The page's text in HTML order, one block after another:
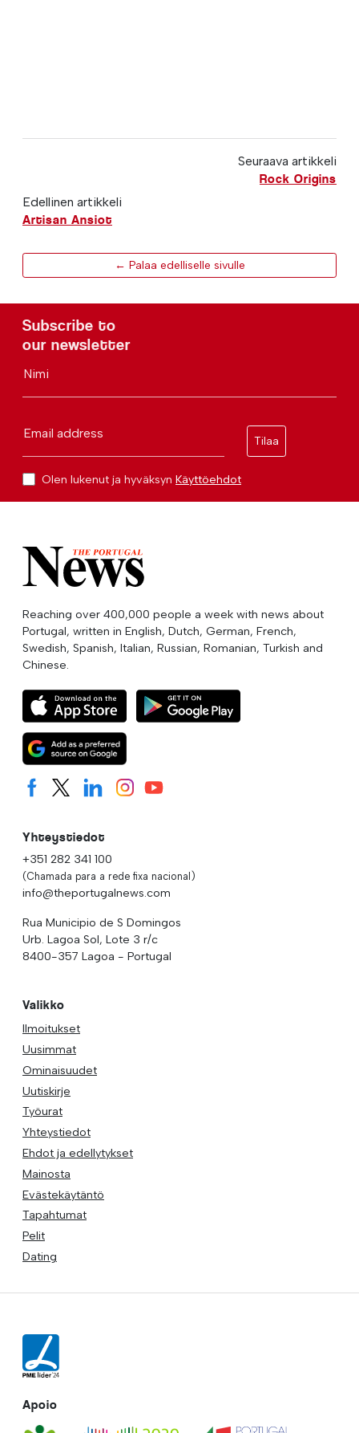
Seuraava artikkeli
Rock Origins
Edellinen artikkeli
Artisan Ansiot
← Palaa edelliselle sivulle
Subscribe to
our newsletter
Nimi
Email address
Tilaa
Olen lukenut ja hyväksyn Käyttöehdot
Reaching over 400,000 people a week with news about
Portugal, written in English, Dutch, German, French,
Swedish, Spanish, Italian, Russian, Romanian, Turkish and
Chinese.
Yhteystiedot
+351 282 341 100
(Chamada para a rede fixa nacional)
info@theportugalnews.com
Rua Municipio de S Domingos
Urb. Lagoa Sol, Lote 3 r/c
8400-357 Lagoa - Portugal
Valikko
Ilmoitukset
Uusimmat
Ominaisuudet
Uutiskirje
Työurat
Yhteystiedot
Ehdot ja edellytykset
Mainosta
Evästekäytäntö
Tapahtumat
Pelit
Dating
Apoio